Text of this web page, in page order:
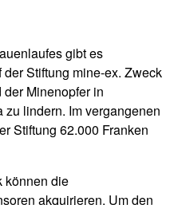
gibt es
Stiftung mine-ex. Zweck
Minenopfer in
lindern. Im vergangenen
Stiftung 62.000 Franken
können die
akquirieren. Um den